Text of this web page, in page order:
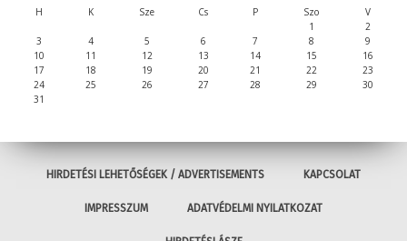
H K Sze Cs P Szo
V
1
2
3
4 5 6 7 8
9
10
11 12 13 14 15
16
17
18 19 20 21 22
23
24
25 26 27 28 29
30
31
HIRDETÉSI LEHETŐSÉGEK / ADVERTISEMENTS KAPCSOLAT
IMPRESSZUM ADATVÉDELMI NYILATKOZAT